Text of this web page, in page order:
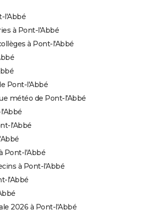
l'Abbé
à Pont-l'Abbé
à Pont-l'Abbé
Pont-l'Abbé
météo de Pont-l'Abbé
l'Abbé
Pont-l'Abbé
à Pont-l'Abbé
l'Abbé
2026 à Pont-l'Abbé